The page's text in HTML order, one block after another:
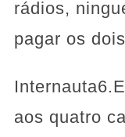
rádios,
pagar os
aos quatro